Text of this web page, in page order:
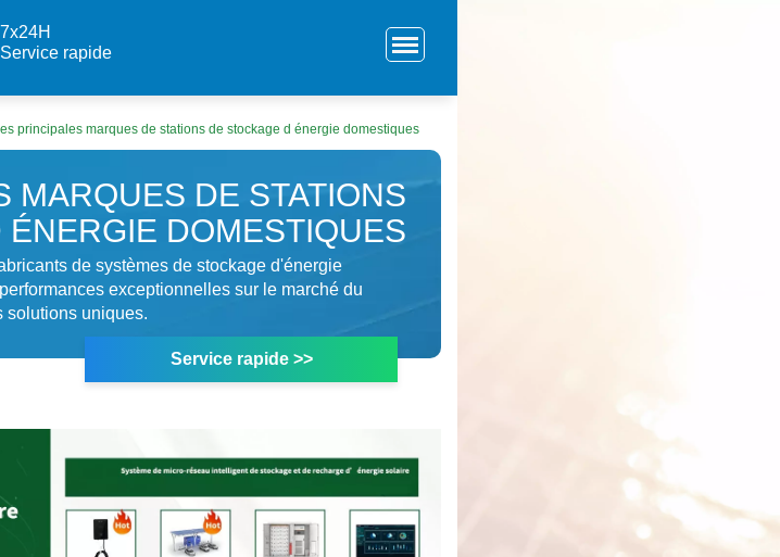
7x24H
Service rapide
principales marques de stations de stockage d énergie domestiques
MARQUES DE STATIONS
DOMESTIQUES
de systèmes de stockage d'énergie
exceptionnelles sur le marché du
solutions uniques.
Service rapide >>